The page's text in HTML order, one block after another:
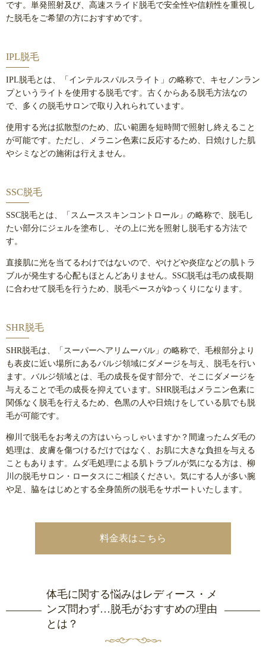
です。単発照射及び、高速スライド脱毛で安全性や信頼性を重視し
た脱毛をご希望の方におすすめです。
IPL脱毛
IPL脱毛とは、「インテルスパルスライト」の略称で、キセノンラン
プというライトを使用する脱毛です。古くからある脱毛方法なの
で、多くの脱毛サロンで取り入れられています。
使用する光は拡散型のため、広い範囲を短時間で照射し終えること
が可能です。ただし、メラニン色素に反応するため、日焼けした肌
やシミなどの施術は行えません。
SSC脱毛
SSC脱毛とは、「スムーススキンコントロール」の略称で、脱毛し
たい部分にジェルを塗布し、その上に光を照射し脱毛する方法で
す。
直接肌に光を当てるわけではないので、やけどや炎症などの肌トラ
ブルが発生する心配もほとんどありません。SSC脱毛は毛の成長期
に合わせて脱毛を行うため、脱毛ペースがゆっくりになります。
SHR脱毛
SHR脱毛は、「スーパーヘアリムーバル」の略称で、毛根部分より
も表皮に近い場所にあるバルジ領域にダメージを与え、脱毛を行い
ます。バルジ領域とは、毛の成長を促す部分で、そこにダメージを
与えることで毛の成長を抑えています。SHR脱毛はメラニン色素に
関係なく脱毛を行えるため、色黒の人や日焼けをしている肌でも脱
毛が可能です。
柳川で脱毛をお考えの方はいらっしゃいますか？間違ったムダ毛の
処理は、皮膚を傷つけるだけではなく、お肌に大きな負担を与える
こともあります。ムダ毛処理による肌トラブルが気になる方は、柳
川の脱毛サロン・ロータスにご相談ください。気にする人が多い腕
や足、脇をはじめとする全身箇所の脱毛をサポートいたします。
料金表はこちら
体毛に関する悩みはレディース・メ
ンズ問わず…脱毛がおすすめの理由
とは？